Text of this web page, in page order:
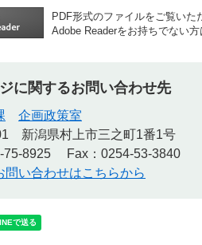
PDF形式のファイルをご覧いた
Adobe Readerをお持ちでない
に関するお問い合わせ先
企画政策室
新潟県村上市三之町1番1号
75-8925
Fax：0254-53-3840
問い合わせはこちらから